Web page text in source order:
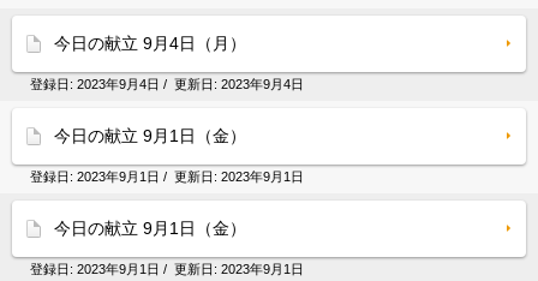
今日の献立 9月4日（月）
登録日: 2023年9月4日 / 更新日: 2023年9月4日
今日の献立 9月1日（金）
登録日: 2023年9月1日 / 更新日: 2023年9月1日
今日の献立 9月1日（金）
登録日: 2023年9月1日 / 更新日: 2023年9月1日